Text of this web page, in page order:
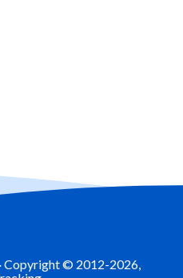
Copyright © 2012-2026,